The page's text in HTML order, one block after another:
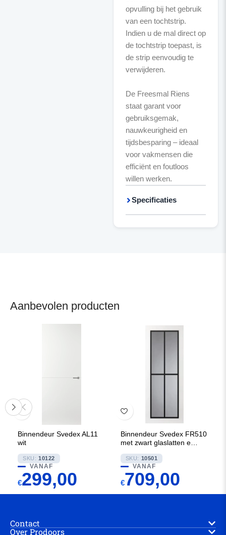
opvulling bij het gebruik
van een tochtstrip.
Indien u de mal direct op
de tochtstrip toepast, is
de strip eenvoudig te
verwijderen.
De Freesmal Riens
staat garant voor
gebruiksgemak,
nauwkeurigheid en
tijdsbesparing – ideaal
voor vakmensen die
efficiënt en foutloos
willen werken.
Specificaties
Aanbevolen producten
Binnendeur Svedex AL11
wit
SKU: 10122
VANAF
€299,00
Binnendeur Svedex FR510
met zwart glaslatten en
SKU: 10501
VANAF
€709,00
Contact
Over Prodoors